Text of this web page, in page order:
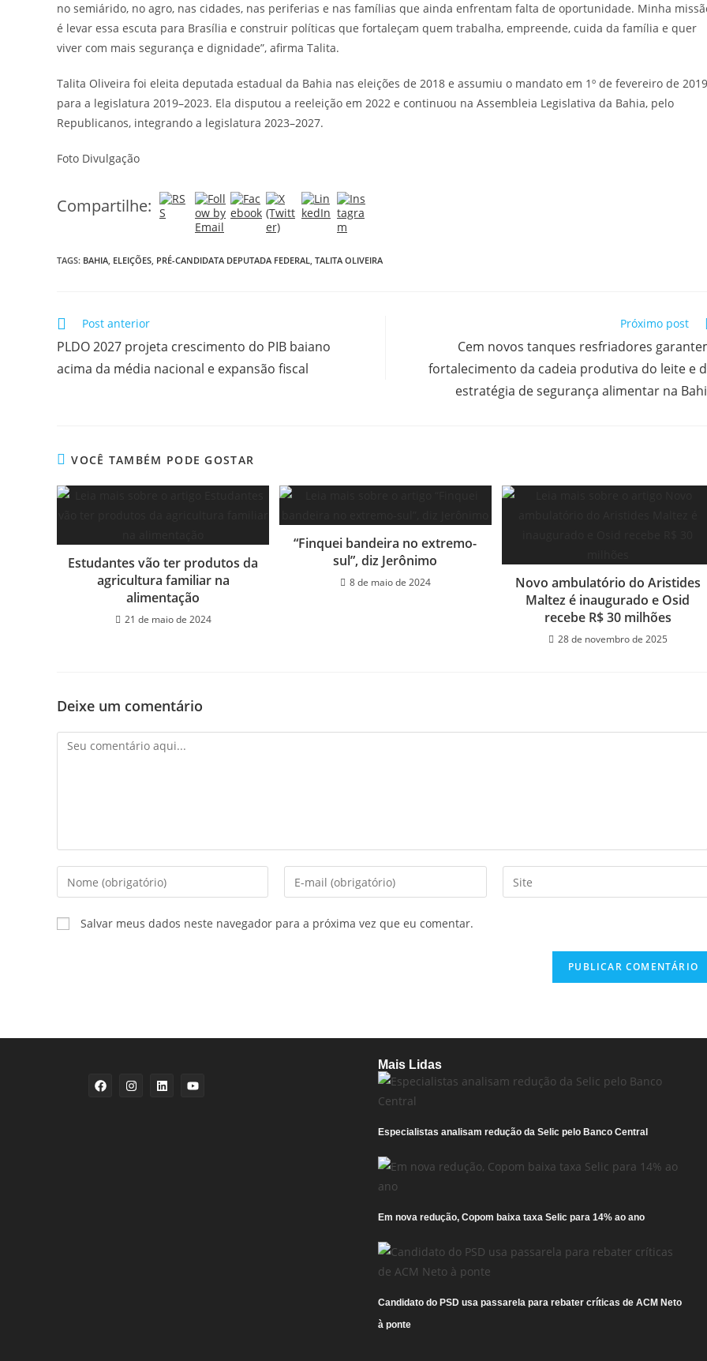
no semiárido, no agro, nas cidades, nas periferias e nas famílias que ainda enfrentam falta de oportunidade. Minha
é levar essa escuta para Brasília e construir políticas que fortaleçam quem trabalha, empreende, cuida da família e quer
viver com mais segurança e dignidade”, afirma Talita.
Talita Oliveira foi eleita deputada estadual da Bahia nas eleições de 2018 e assumiu o mandato em 1º de fevereiro de
para a legislatura 2019–2023. Ela disputou a reeleição em 2022 e continuou na Assembleia Legislativa da Bahia, pelo
Republicanos, integrando a legislatura 2023–2027.
Foto Divulgação
Compartilhe:
TAGS: BAHIA, ELEIÇÕES, PRÉ-CANDIDATA DEPUTADA FEDERAL, TALITA OLIVEIRA
Post anterior
PLDO 2027 projeta crescimento do PIB baiano
acima da média nacional e expansão fiscal
Próximo post
Cem novos tanques resfriadores
fortalecimento da cadeia produtiva do leite e
estratégia de segurança alimentar na
VOCÊ TAMBÉM PODE GOSTAR
Estudantes vão ter produtos da
agricultura familiar na
alimentação
21 de maio de 2024
“Finquei bandeira no extremo-
sul”, diz Jerônimo
8 de maio de 2024
Novo ambulatório do Aristides
Maltez é inaugurado e Osid
recebe R$ 30 milhões
28 de novembro de 2025
Deixe um comentário
Salvar meus dados neste navegador para a próxima vez que eu comentar.
Mais Lidas
Especialistas analisam redução da Selic pelo Banco Central
Em nova redução, Copom baixa taxa Selic para 14% ao ano
Candidato do PSD usa passarela para rebater críticas de ACM Neto
à ponte